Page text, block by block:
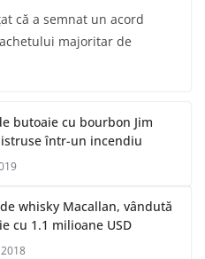
că a semnat un acord
majoritar de
butoaie cu bourbon Jim
într-un incendiu
whisky Macallan, vândută
cu 1.1 milioane USD